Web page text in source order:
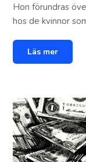
Hon förundras
hos de kvinnor
Läs mer